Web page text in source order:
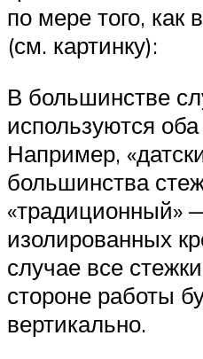
по мере того, как
(см. картинку):
В большинстве
используются
Например,
большинства
«традиционный»
изолированных
случае все
стороне работы
вертикально.